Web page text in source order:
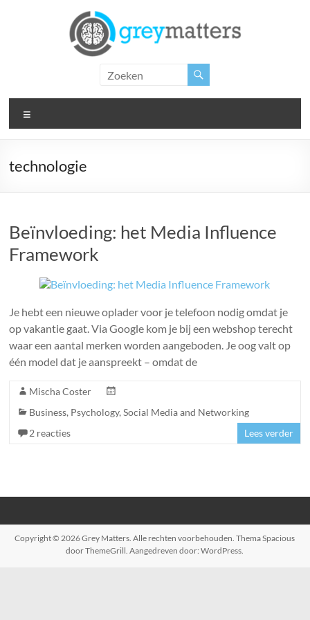
Matters
Insight.
Inspiration.
technologie
Beïnvloeding: het Media Influence
Framework
Je hebt een nieuwe oplader voor je telefoon nodig omdat je
op vakantie gaat. Via Google kom je bij een webshop terecht
waar een aantal merken worden aangeboden. Je oog valt op
één model dat je aanspreekt – omdat de
Mischa Coster
Business, Psychology,Social Media and Networking
2 reacties
Lees verder
Copyright © 2026Grey Matters. Alle rechten voorbehouden. ThemaSpacious
door ThemeGrill. Aangedreven door:WordPress.